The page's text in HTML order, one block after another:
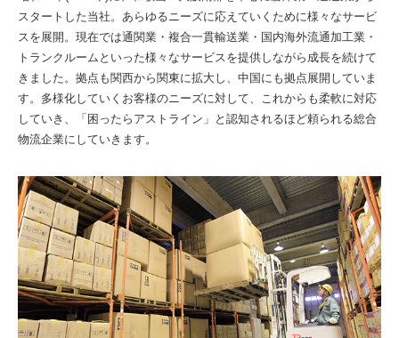
スタートした当社。あらゆるニーズに応えていくために様々なサービ
スを展開。現在では通関業・複合一貫輸送業・国内海外流通加工業・
トランクルームといった様々なサービスを提供しながら成長を続けて
きました。拠点も関西から関東に拡大し、中国にも拠点展開していま
す。多様化していくお客様のニーズに対して、これからも柔軟に対応
していき、「困ったらアストライン」と認知されるほど頼られる総合
物流企業にしていきます。